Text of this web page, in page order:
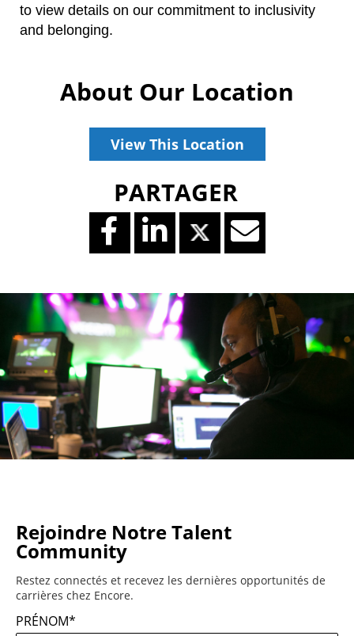
to view details on our commitment to inclusivity
and belonging.
About Our Location
View This Location
PARTAGER
Rejoindre Notre Talent
Community
Restez connectés et recevez les dernières opportunités de
carrières chez Encore.
PRÉNOM